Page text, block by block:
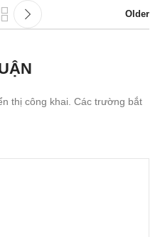
Older
thị công khai. Các trường bắt